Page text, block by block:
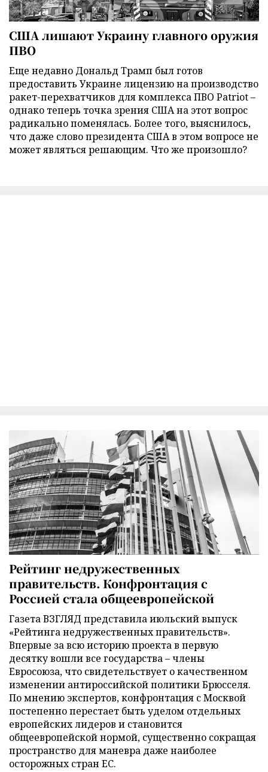
США лишают Украину главного оружия
ПВО
Еще недавно Дональд Трамп был готов
предоставить Украине лицензию на производство
ракет-перехватчиков для комплекса ПВО Patriot –
однако теперь точка зрения США на этот вопрос
радикально поменялась. Более того, выяснилось,
что даже слово президента США в этом вопросе не
может являться решающим. Что же произошло?
Рейтинг недружественных
правительств. Конфронтация с
Россией стала общеевропейской
Газета ВЗГЛЯД представила июльский выпуск
«Рейтинга недружественных правительств».
Впервые за всю историю проекта в первую
десятку вошли все государства – члены
Евросоюза, что свидетельствует о качественном
изменении антироссийской политики Брюсселя.
По мнению экспертов, конфронтация с Москвой
постепенно перестает быть уделом отдельных
европейских лидеров и становится
общеевропейской нормой, существенно сокращая
пространство для маневра даже наиболее
осторожных стран ЕС.